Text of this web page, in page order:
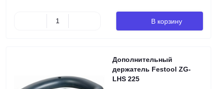
В корзину
Дополнительный
держатель Festool ZG-
LHS 225